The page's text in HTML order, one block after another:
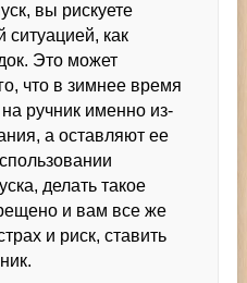
вы рискуете
ситуацией, как
Это может
что в зимнее время
ручник именно из-
а оставляют ее
делать такое
и вам все же
и риск, ставить